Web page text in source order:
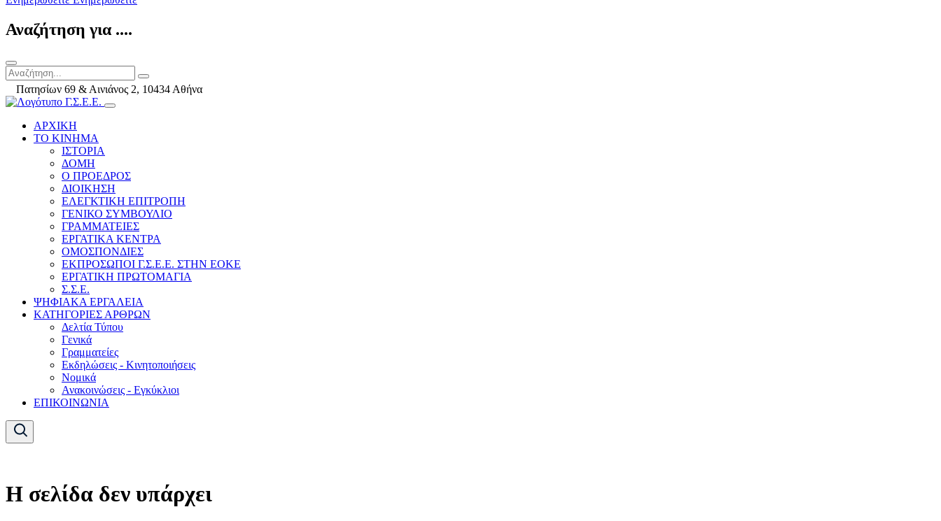
Αναζήτηση για ....
Πατησίων 69 & Αινιάνος 2, 10434 Αθήνα
ΑΡΧΙΚΗ
ΤΟ ΚΙΝΗΜΑ
ΙΣΤΟΡΙΑ
ΔΟΜΗ
Ο ΠΡΟΕΔΡΟΣ
ΔΙΟΙΚΗΣΗ
ΕΛΕΓΚΤΙΚΗ ΕΠΙΤΡΟΠΗ
ΓΕΝΙΚΟ ΣΥΜΒΟΥΛΙΟ
ΓΡΑΜΜΑΤΕΙΕΣ
ΕΡΓΑΤΙΚΑ ΚΕΝΤΡΑ
ΟΜΟΣΠΟΝΔΙΕΣ
ΕΚΠΡΟΣΩΠΟΙ Γ.Σ.Ε.Ε. ΣΤΗΝ ΕΟΚΕ
ΕΡΓΑΤΙΚΗ ΠΡΩΤΟΜΑΓΙΑ
Σ.Σ.Ε.
ΨΗΦΙΑΚΑ ΕΡΓΑΛΕΙΑ
ΚΑΤΗΓΟΡΙΕΣ ΑΡΘΡΩΝ
Δελτία Τύπου
Γενικά
Γραμματείες
Εκδηλώσεις - Κινητοποιήσεις
Νομικά
Ανακοινώσεις - Εγκύκλιοι
ΕΠΙΚΟΙΝΩΝΙΑ
Η σελίδα δεν υπάρχει